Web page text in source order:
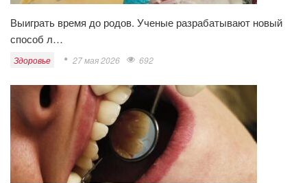
Выиграть время до родов. Ученые разрабатывают новый
способ л…
Здоровье 27 мая 2026 692